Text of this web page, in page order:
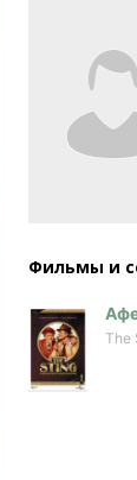
Фильмы и
The